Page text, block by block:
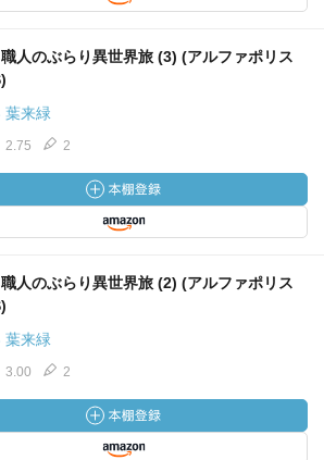
人のぶらり異世界旅 (3) (アルファポリス
葉来緑
2.75 2
人のぶらり異世界旅 (2) (アルファポリス
葉来緑
3.00 2